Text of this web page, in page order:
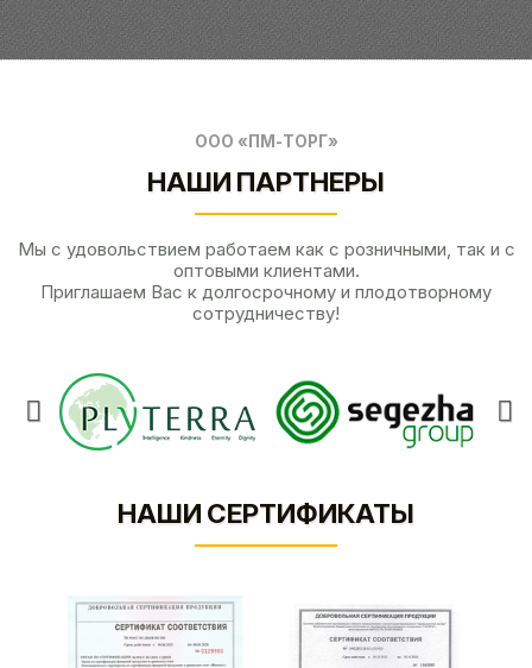
ООО «ПМ-ТОРГ»
НАШИ ПАРТНЕРЫ
Мы с удовольствием работаем как с розничными, так и с
оптовыми клиентами.
Приглашаем Вас к долгосрочному и плодотворному
сотрудничеству!
НАШИ СЕРТИФИКАТЫ